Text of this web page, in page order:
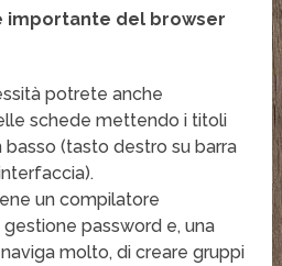
del browser
potrete anche
schede mettendo i titoli
(tasto destro su barra
un compilatore
password e, una
molto, di creare gruppi